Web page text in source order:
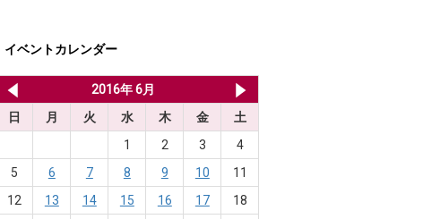
イベントカレンダー
2016年 6月
日
月 火 水 木 金
土
1
2 3
4
5
6 7 8 9 10
11
12
13 14 15 16 17
18